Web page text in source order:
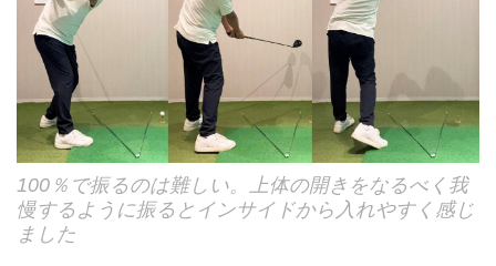
100％で振るのは難しい。上体の開きをなるべく我
慢するように振るとインサイドから入れやすく感じ
ました